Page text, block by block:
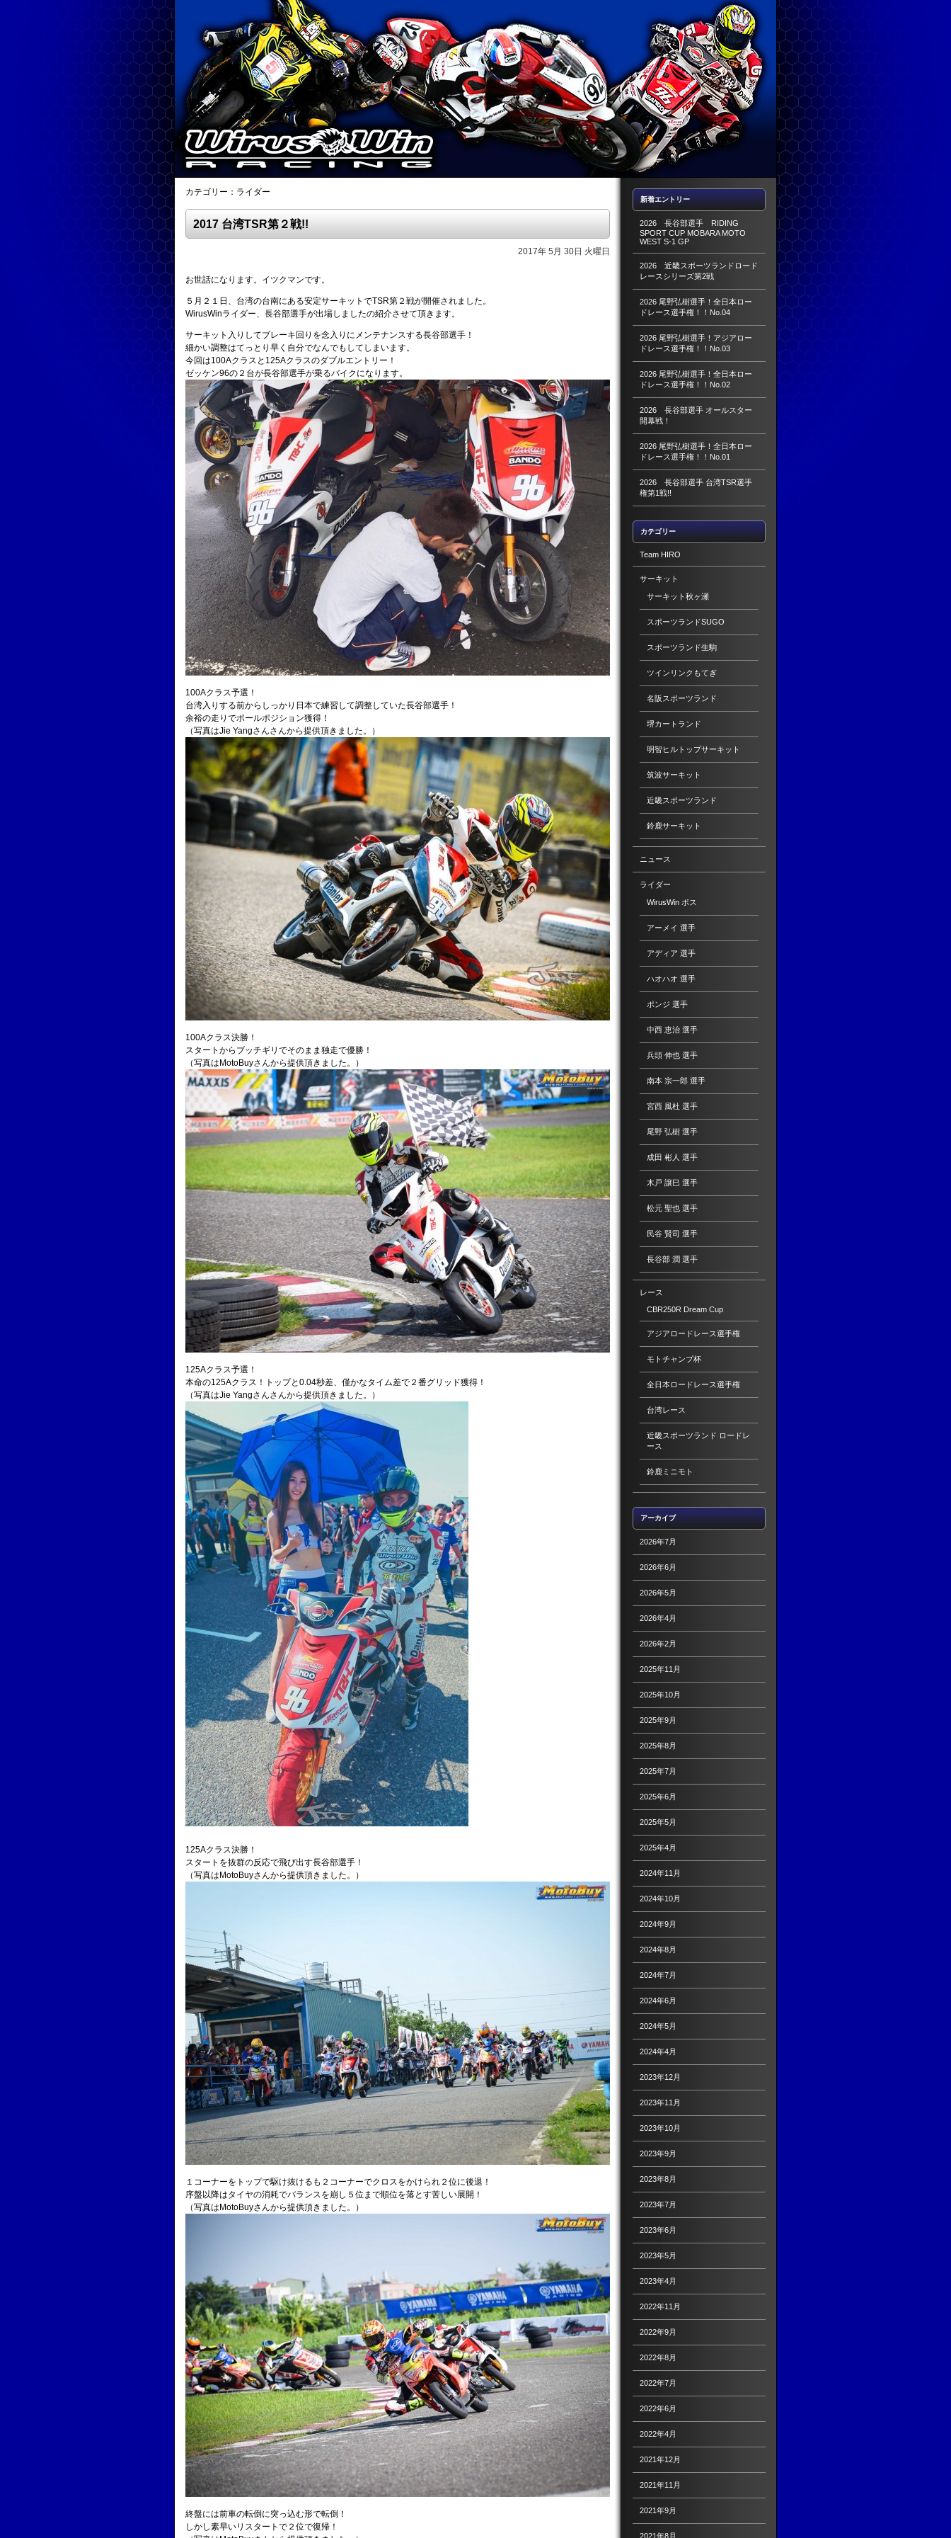
カテゴリー：ライダー
2017 台湾TSR第２戦!!
2017年 5月 30日 火曜日
お世話になります。イツクマンです。
５月２１日、台湾の台南にある安定サーキットでTSR第２戦が開催されました。
WirusWinライダー、長谷部選手が出場しましたの紹介させて頂きます。
サーキット入りしてブレーキ回りを念入りにメンテナンスする長谷部選手！
細かい調整はてっとり早く自分でなんでもしてしまいます。
今回は100Aクラスと125Aクラスのダブルエントリー！
ゼッケン96の２台が長谷部選手が乗るバイクになります。
100Aクラス予選！
台湾入りする前からしっかり日本で練習して調整していた長谷部選手！
余裕の走りでポールポジション獲得！
（写真はJie Yangさんさんから提供頂きました。）
100Aクラス決勝！
スタートからブッチギリでそのまま独走で優勝！
（写真はMotoBuyさんから提供頂きました。）
125Aクラス予選！
本命の125Aクラス！トップと0.04秒差、僅かなタイム差で２番グリッド獲得！
（写真はJie Yangさんさんから提供頂きました。）
125Aクラス決勝！
スタートを抜群の反応で飛び出す長谷部選手！
（写真はMotoBuyさんから提供頂きました。）
１コーナーをトップで駆け抜けるも２コーナーでクロスをかけられ２位に後退！
序盤以降はタイヤの消耗でバランスを崩し５位まで順位を落とす苦しい展開！
（写真はMotoBuyさんから提供頂きました。）
終盤には前車の転倒に突っ込む形で転倒！
しかし素早いリスタートで２位で復帰！
新着エントリー
2026 長谷部選手 RIDING
SPORT CUP MOBARA MOTO
WEST S-1 GP
2026 近畿スポーツランドロード
レースシリーズ第2戦
2026 尾野弘樹選手！全日本ロー
ドレース選手権！！No.04
2026 尾野弘樹選手！アジアロー
ドレース選手権！！No.03
2026 尾野弘樹選手！全日本ロー
ドレース選手権！！No.02
2026 長谷部選手 オールスター
開幕戦！
2026 尾野弘樹選手！全日本ロー
ドレース選手権！！No.01
2026 長谷部選手 台湾TSR選手
権第1戦!!
カテゴリー
Team HIRO
サーキット
サーキット秋ヶ瀬
スポーツランドSUGO
スポーツランド生駒
ツインリンクもてぎ
名阪スポーツランド
堺カートランド
明智ヒルトップサーキット
筑波サーキット
近畿スポーツランド
鈴鹿サーキット
ニュース
ライダー
WirusWin ボス
アーメイ 選手
アディア 選手
ハオハオ 選手
ポンジ 選手
中西 恵治 選手
兵頭 伸也 選手
南本 宗一郎 選手
宮西 風杜 選手
尾野 弘樹 選手
成田 彬人 選手
木戸 譲巳 選手
松元 聖也 選手
民谷 賢司 選手
長谷部 潤 選手
レース
CBR250R Dream Cup
アジアロードレース選手権
モトチャンプ杯
全日本ロードレース選手権
台湾レース
近畿スポーツランド ロードレ
ース
鈴鹿ミニモト
アーカイブ
2026年7月
2026年6月
2026年5月
2026年4月
2026年2月
2025年11月
2025年10月
2025年9月
2025年8月
2025年7月
2025年6月
2025年5月
2025年4月
2024年11月
2024年10月
2024年9月
2024年8月
2024年7月
2024年6月
2024年5月
2024年4月
2023年12月
2023年11月
2023年10月
2023年9月
2023年8月
2023年7月
2023年6月
2023年5月
2023年4月
2022年11月
2022年9月
2022年8月
2022年7月
2022年6月
2022年4月
2021年12月
2021年11月
2021年9月
2021年8月